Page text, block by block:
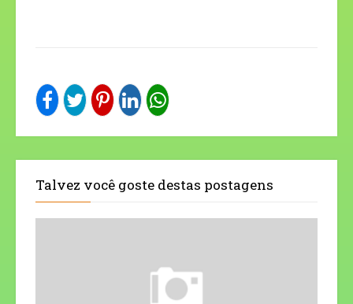
Talvez você goste destas postagens